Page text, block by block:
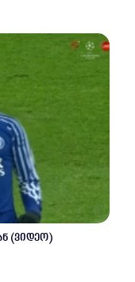
(ვიდეო)